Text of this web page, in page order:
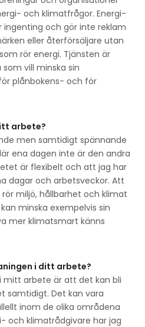
och klimatfrågor. Energi-
ingenting och gör inte reklam
eller återförsäljare utan
rör energi. Tjänsten är
vill minska sin
plånbokens- och för
arbete?
men samtidigt spännande
ena dagen inte är den andra
är flexibelt och att jag har
dagar och arbetsveckor. Att
miljö, hållbarhet och klimat
minska exempelvis sin
mer klimatsmart känns
i ditt arbete?
mitt arbete är att det kan bli
samtidigt. Det kan vara
inom de olika områdena
och klimatrådgivare har jag